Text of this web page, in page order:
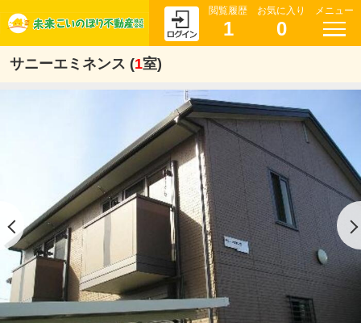
閲覧履歴
1
お気に入り
0
メニュー
サニーエミネンス (1室)